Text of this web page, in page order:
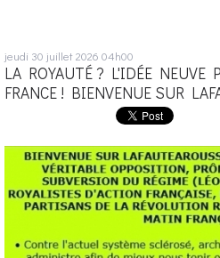
jeudi 30 juillet 2026 04h00
LA ROYAUTÉ ? L'IDÉE NEUVE
FRANCE ! BIENVENUE SUR